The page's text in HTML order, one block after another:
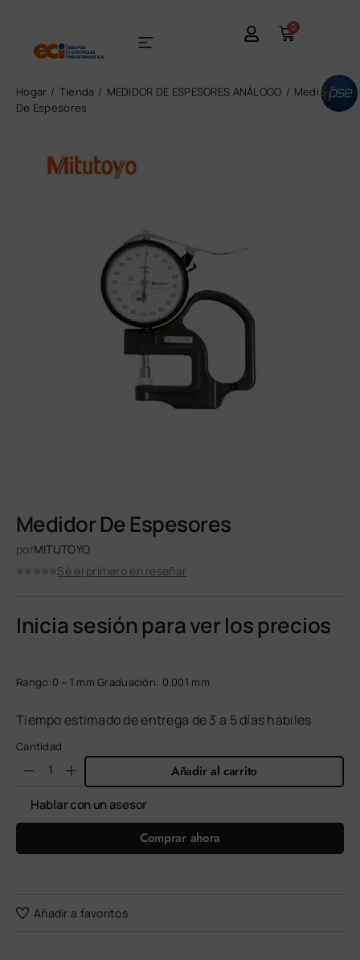
0
Hogar Tienda MEDIDOR DE ESPESORES ANÁLOGO
Medidor
De Espesores
Medidor De Espesores
porMITUTOYO
Sé el primero en reseñar
Inicia sesión para ver los precios
Rango:0 – 1 mm Graduación: 0.001 mm
Tiempo estimado de entrega de 3 a 5 días hábiles
Cantidad
Añadir al carrito
Hablar con un asesor
Comprar ahora
Añadir a favoritos